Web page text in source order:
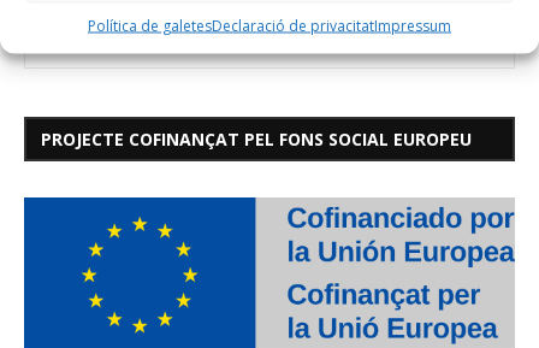
Política de galetesDeclaració de privacitatImpressum
PROJECTE COFINANÇAT PEL FONS SOCIAL EUROPEU